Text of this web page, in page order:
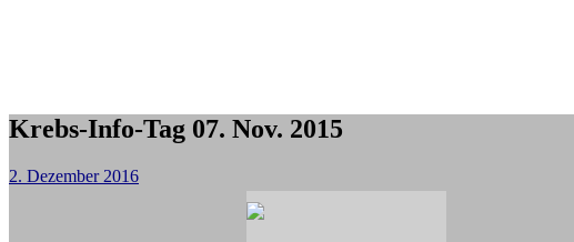
Krebs-Info-Tag 07. Nov. 2015
2. Dezember 2016